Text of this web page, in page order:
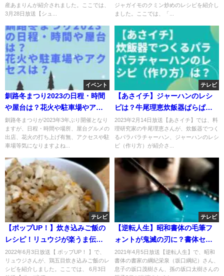
産あまりんが紹介されました。ここでは、
3月28日放送【シュ...
ジャガイモのクミン炒めのレシピを紹介し
ました。ここでは、「...
イベント
釧路冬まつり2023の日程・時間
や屋台は？花火や駐車場やアク
セスは？
釧路冬まつりが2023年3年ぶり開催となり
ますが、日程・時間や場所、屋台グルメの
出店、花火の打ち上げ有無、アクセスや駐
車場等気になりますよね...
テレビ
【あさイチ】ジャーハンのレシ
ピは？牛尾理恵炊飯器ぱらぱら
チャーハン？
2023年2月14日放送【あさイチ】では、料
理研究家の牛尾理恵さんが、炊飯器でつく
るパラパラチャーハン、ジャーハンのレシ
ピ（作り方）が紹介さ...
テレビ
【ポップUP！】炊き込みご飯の
レシピ！リュウジが楽うま伝
授！6月3日
2022年6月3日放送【 ポップUP！ 】で、
リュウジさんが、鶏五目炊き込みご飯のレ
シピを紹介しました。ここでは、 6月3日
テレビ
【逆転人生】昭和書体の毛筆フ
ォントが鬼滅の刃に？書体セッ
トの購入は？4月5日
2021年4月5日放送【逆転人生】で、昭和
書体の書家の綱紀栄泉（坂口綱紀）さん、
息子の坂口茂樹さん、孫の坂口太樹さんの